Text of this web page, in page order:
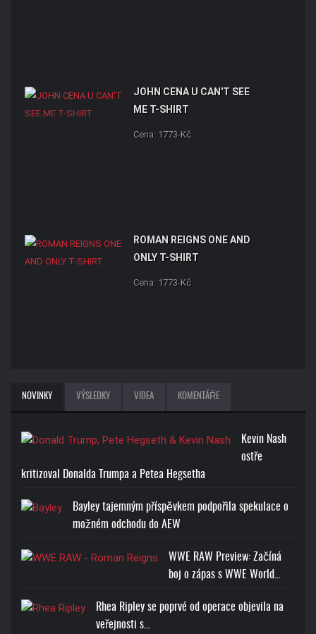
JOHN CENA U CAN'T SEE
ME T-SHIRT
Cena: 1773-Kč
ROMAN REIGNS ONE AND
ONLY T-SHIRT
Cena: 1773-Kč
NOVINKY VÝSLEDKY VIDEA KOMENTÁŘE
Kevin Nash
ostře
kritizoval Donalda Trumpa a Petea Hegsetha
Bayley tajemným příspěvkem podpořila spekulace o
možném odchodu do AEW
WWE RAW Preview: Začíná
boj o zápas s WWE World…
Rhea Ripley se poprvé od operace objevila na
veřejnosti s…